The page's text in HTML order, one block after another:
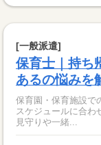
[一般派遣]
保育士｜持ち
あるの悩みを
保育園・保育施設での
スケジュールに合
見守りや一緒...